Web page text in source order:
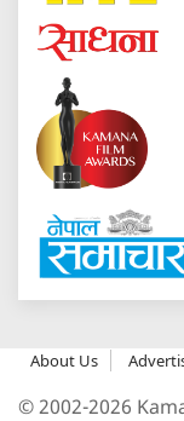
About Us
© 2002-2026